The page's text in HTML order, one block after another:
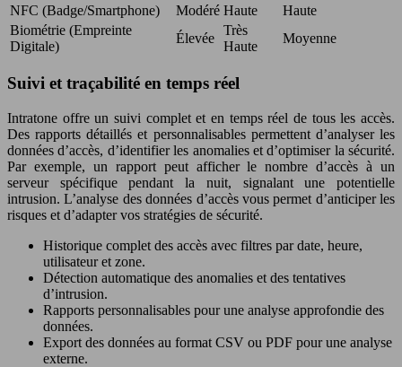
NFC (Badge/Smartphone)
Modéré Haute
Haute
Biométrie (Empreinte
Digitale)
Élevée
Très
Haute
Moyenne
Suivi et traçabilité en temps réel
Intratone offre un suivi complet et en temps réel de tous les accès.
Des rapports détaillés et personnalisables permettent d’analyser les
données d’accès, d’identifier les anomalies et d’optimiser la sécurité.
Par exemple, un rapport peut afficher le nombre d’accès à un
serveur spécifique pendant la nuit, signalant une potentielle
intrusion. L’analyse des données d’accès vous permet d’anticiper les
risques et d’adapter vos stratégies de sécurité.
Historique complet des accès avec filtres par date, heure,
utilisateur et zone.
Détection automatique des anomalies et des tentatives
d’intrusion.
Rapports personnalisables pour une analyse approfondie des
données.
Export des données au format CSV ou PDF pour une analyse
externe.